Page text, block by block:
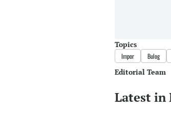
Topics
Impor Bulog
Editorial Team
Editor
Bayu
Latest in